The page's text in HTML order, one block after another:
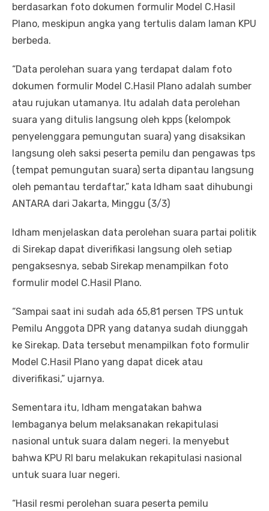
berdasarkan foto dokumen formulir Model C.Hasil
Plano, meskipun angka yang tertulis dalam laman KPU
berbeda.
“Data perolehan suara yang terdapat dalam foto
dokumen formulir Model C.Hasil Plano adalah sumber
atau rujukan utamanya. Itu adalah data perolehan
suara yang ditulis langsung oleh kpps (kelompok
penyelenggara pemungutan suara) yang disaksikan
langsung oleh saksi peserta pemilu dan pengawas tps
(tempat pemungutan suara) serta dipantau langsung
oleh pemantau terdaftar,” kata Idham saat dihubungi
ANTARA dari Jakarta, Minggu (3/3)
Idham menjelaskan data perolehan suara partai politik
di Sirekap dapat diverifikasi langsung oleh setiap
pengaksesnya, sebab Sirekap menampilkan foto
formulir model C.Hasil Plano.
“Sampai saat ini sudah ada 65,81 persen TPS untuk
Pemilu Anggota DPR yang datanya sudah diunggah
ke Sirekap. Data tersebut menampilkan foto formulir
Model C.Hasil Plano yang dapat dicek atau
diverifikasi,” ujarnya.
Sementara itu, Idham mengatakan bahwa
lembaganya belum melaksanakan rekapitulasi
nasional untuk suara dalam negeri. Ia menyebut
bahwa KPU RI baru melakukan rekapitulasi nasional
untuk suara luar negeri.
“Hasil resmi perolehan suara peserta pemilu